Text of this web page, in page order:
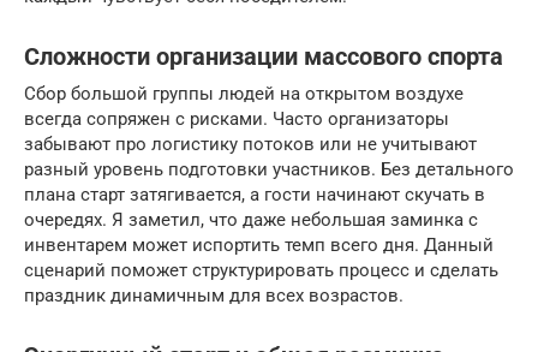
Сложности организации массового спорта
Сбор большой группы людей на открытом воздухе
всегда сопряжен с рисками. Часто организаторы
забывают про логистику потоков или не учитывают
разный уровень подготовки участников. Без детального
плана старт затягивается, а гости начинают скучать в
очередях. Я заметил, что даже небольшая заминка с
инвентарем может испортить темп всего дня. Данный
сценарий поможет структурировать процесс и сделать
праздник динамичным для всех возрастов.